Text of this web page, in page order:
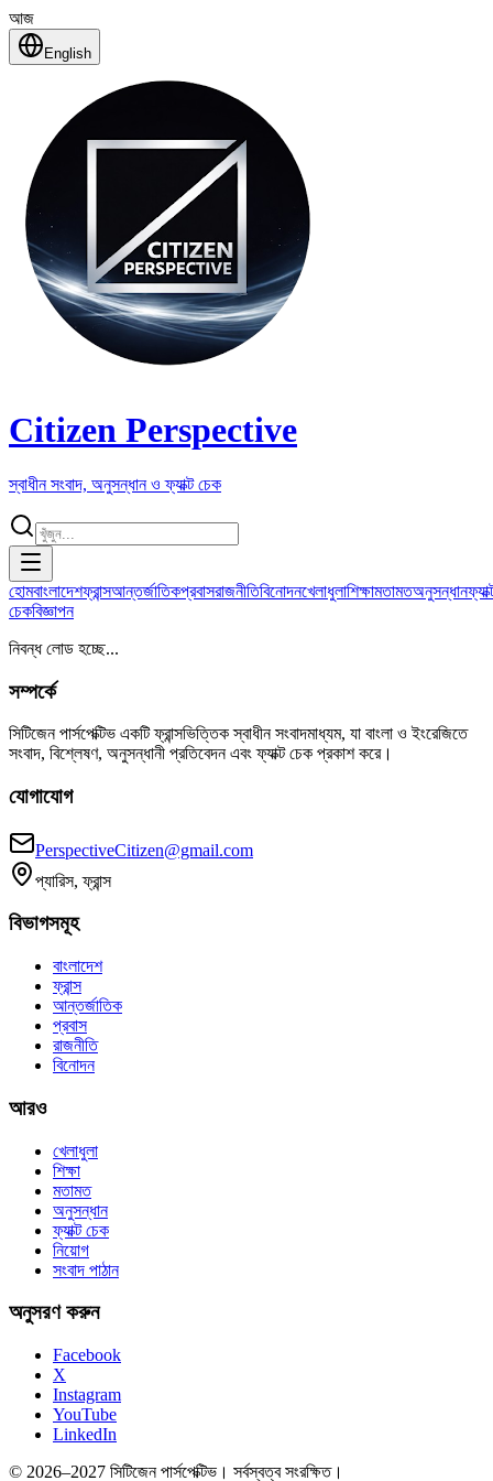
আজ
English
Citizen Perspective
স্বাধীন সংবাদ, অনুসন্ধান ও ফ্যাক্ট চেক
হোমবাংলাদেশফ্রান্সআন্তর্জাতিকপ্রবাসরাজনীতিবিনোদনখেলাধুলাশিক্ষামতামতঅনুসন্ধান
চেকবিজ্ঞাপন
নিবন্ধ লোড হচ্ছে...
সম্পর্কে
সিটিজেন পার্সপেক্টিভ একটি ফ্রান্সভিত্তিক স্বাধীন সংবাদমাধ্যম, যা বাংলা ও ইংরেজিতে
সংবাদ, বিশ্লেষণ, অনুসন্ধানী প্রতিবেদন এবং ফ্যাক্ট চেক প্রকাশ করে।
যোগাযোগ
PerspectiveCitizen@gmail.com
প্যারিস, ফ্রান্স
বিভাগসমূহ
বাংলাদেশ
ফ্রান্স
আন্তর্জাতিক
প্রবাস
রাজনীতি
বিনোদন
আরও
খেলাধুলা
শিক্ষা
মতামত
অনুসন্ধান
ফ্যাক্ট চেক
নিয়োগ
সংবাদ পাঠান
অনুসরণ করুন
Facebook
X
Instagram
YouTube
LinkedIn
© 2026–2027 সিটিজেন পার্সপেক্টিভ। সর্বস্বত্ব সংরক্ষিত।